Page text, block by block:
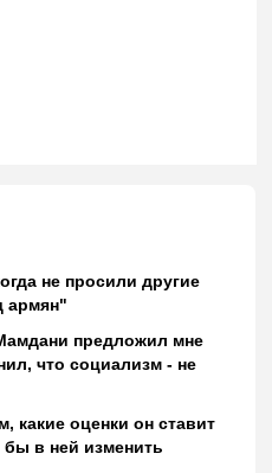
не просили другие
армян"
предложил мне
что социализм - не
какие оценки он ставит
бы в ней изменить